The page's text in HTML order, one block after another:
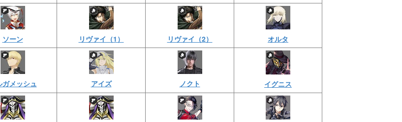
ソーン リヴァイ（1） リヴァイ（2） オルタ
ガメッシュ アイズ ノクト イグニス